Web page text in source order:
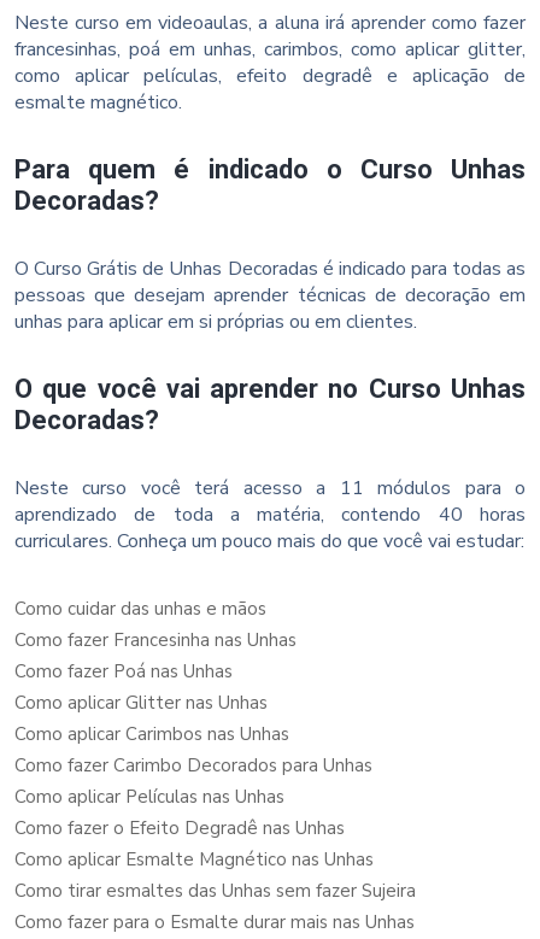
Neste curso em videoaulas, a aluna irá aprender como fazer
francesinhas, poá em unhas, carimbos, como aplicar glitter,
como aplicar películas, efeito degradê e aplicação de
esmalte magnético.
Para quem é indicado o Curso Unhas
Decoradas?
O Curso Grátis de Unhas Decoradas é indicado para todas as
pessoas que desejam aprender técnicas de decoração em
unhas para aplicar em si próprias ou em clientes.
O que você vai aprender no Curso Unhas
Decoradas?
Neste curso você terá acesso a 11 módulos para o
aprendizado de toda a matéria, contendo 40 horas
curriculares. Conheça um pouco mais do que você vai estudar:
Como cuidar das unhas e mãos
Como fazer Francesinha nas Unhas
Como fazer Poá nas Unhas
Como aplicar Glitter nas Unhas
Como aplicar Carimbos nas Unhas
Como fazer Carimbo Decorados para Unhas
Como aplicar Películas nas Unhas
Como fazer o Efeito Degradê nas Unhas
Como aplicar Esmalte Magnético nas Unhas
Como tirar esmaltes das Unhas sem fazer Sujeira
Como fazer para o Esmalte durar mais nas Unhas